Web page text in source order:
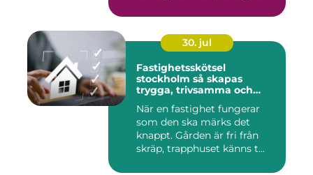
30. jul
Fastighetsskötsel
stockholm så skapas
trygga, trivsamma och
När en fastighet fungerar
som den ska märks det
knappt. Gården är fri från
skräp, trapphuset känns t...